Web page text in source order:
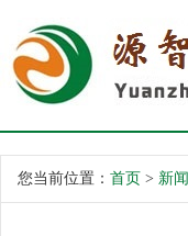
您当前位置： 首页 > 新